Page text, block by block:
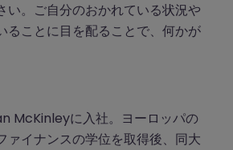
い。ご自分のおかれている状況や
ることに目を配ることで、何かが
McKinleyに入社。ヨーロッパの
ァイナンスの学位を取得後、同大